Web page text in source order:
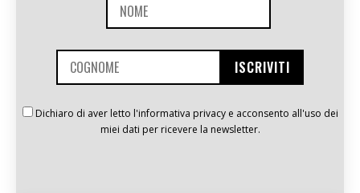
Dichiaro di aver letto l'informativa privacy e acconsento all'uso dei
miei dati per ricevere la newsletter.